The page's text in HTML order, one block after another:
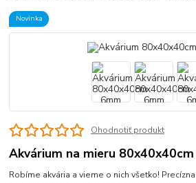
Novinka
Ohodnotiť produkt
Akvárium na mieru
Robíme akvária a vieme o nich všetko!